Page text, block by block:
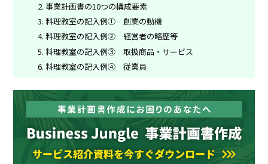
事業計画書の10つの構成要素
料理教室の記入例① 創業の動機
料理教室の記入例② 経営者の略歴等
料理教室の記入例③ 取扱商品・サービス
料理教室の記入例④ 従業員
料理教室の記入例⑤ 取引先・取引関係等
料理教室の記入例⑦ 借入の状況
料理教室の記入例⑧ 必要な資金と調達方法
料理教室の記入例⑨ 事業の見通し
料理教室の記入例⑩ 自由記述欄